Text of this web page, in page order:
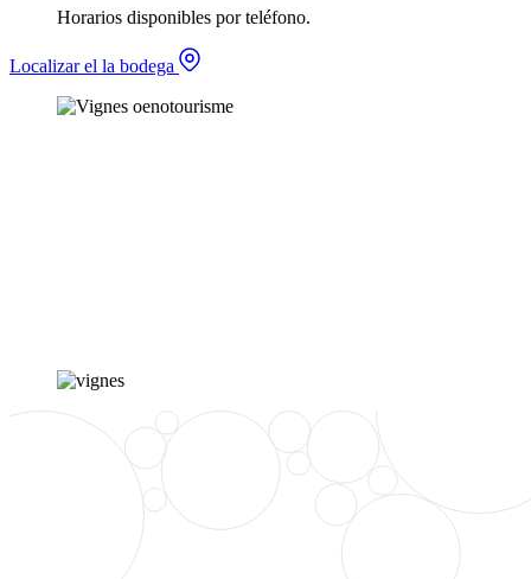
Horarios disponibles por teléfono.
Localizar el la bodega